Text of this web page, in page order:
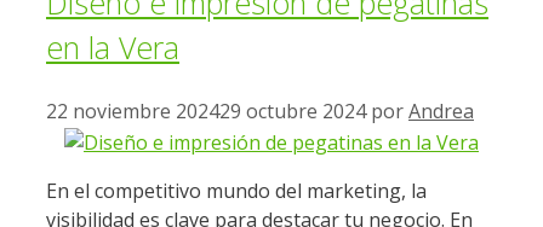
en la Vera
22 noviembre 202429 octubre 2024 porAndrea
En el competitivo mundo del marketing, la
visibilidad es clave para destacar tu negocio. En